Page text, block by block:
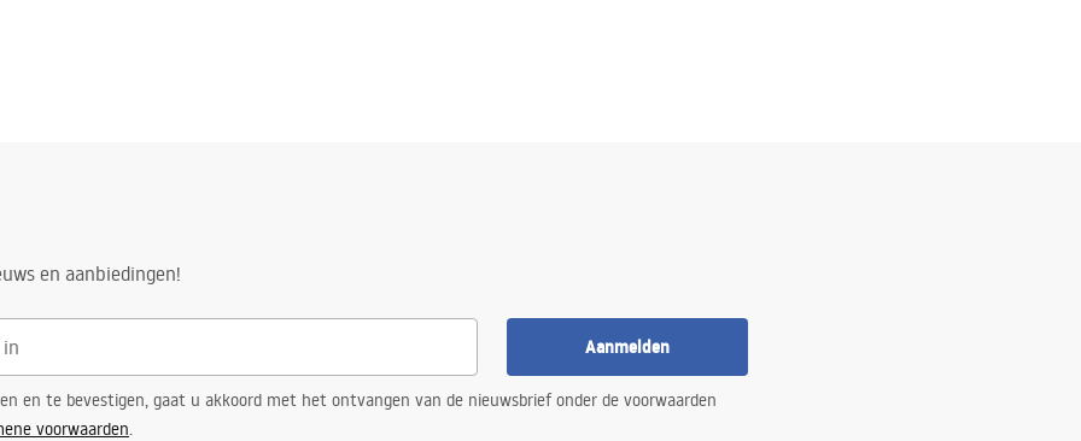
en aanbiedingen!
Aanmelden
en te bevestigen, gaat u akkoord met het ontvangen van de nieuwsbrief onder de voorwaarden
voorwaarden.